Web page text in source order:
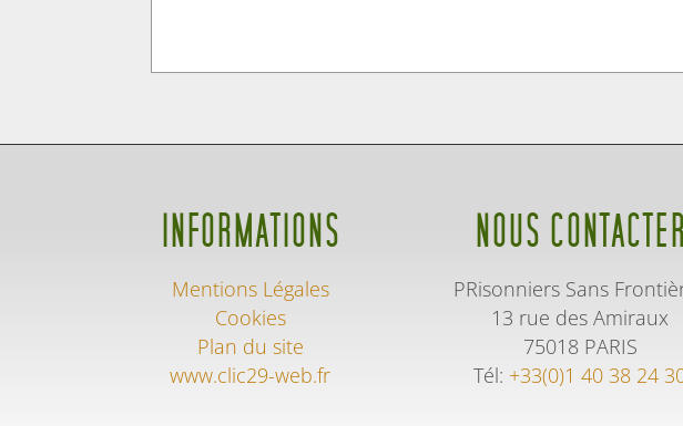
INFORMATIONS
Mentions Légales
Cookies
Plan du site
www.clic29-web.fr
NOUS CONTACTER
PRisonniers Sans
13 rue des Amiraux
75018 PARIS
Tél: +33(0)1 40 38 24